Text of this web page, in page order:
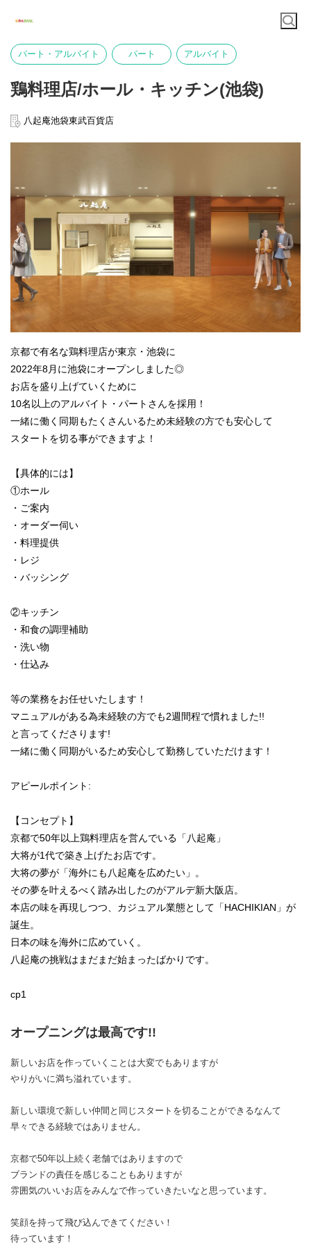
パート・アルバイト パート アルバイト
鶏料理店/ホール・キッチン(池袋)
八起庵池袋東武百貨店
京都で有名な鶏料理店が東京・池袋に
2022年8月に池袋にオープンしました◎
お店を盛り上げていくために
10名以上のアルバイト・パートさんを採用！
一緒に働く同期もたくさんいるため未経験の方でも安心して
スタートを切る事ができますよ！
【具体的には】
①ホール
・ご案内
・オーダー伺い
・料理提供
・レジ
・バッシング
②キッチン
・和食の調理補助
・洗い物
・仕込み
等の業務をお任せいたします！
マニュアルがある為未経験の方でも2週間程で慣れました!!
と言ってくださります!
一緒に働く同期がいるため安心して勤務していただけます！
アピールポイント:
【コンセプト】
京都で50年以上鶏料理店を営んでいる「八起庵」
大将が1代で築き上げたお店です。
大将の夢が「海外にも八起庵を広めたい」。
その夢を叶えるべく踏み出したのがアルデ新大阪店。
本店の味を再現しつつ、カジュアル業態として「HACHIKIAN」が
誕生。
日本の味を海外に広めていく。
八起庵の挑戦はまだまだ始まったばかりです。
cp1
オープニングは最高です!!
新しいお店を作っていくことは大変でもありますが
やりがいに満ち溢れています。
新しい環境で新しい仲間と同じスタートを切ることができるなんて
早々できる経験ではありません。
京都で50年以上続く老舗ではありますので
ブランドの責任を感じることもありますが
雰囲気のいいお店をみんなで作っていきたいなと思っています。
笑顔を持って飛び込んできてください！
待っています！